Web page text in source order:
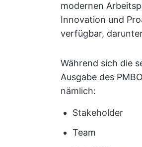
modernen
Innovation und
verfügbar,
Während sich die
Ausgabe des
nämlich:
Stakeholder
Team